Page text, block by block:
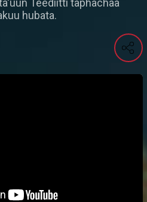
Teediitti taphachaa
hubata.